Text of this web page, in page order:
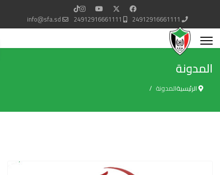
24912916661111
24912916661111
info@sfa.sd
المدونة
الرئيسيةالمدونة